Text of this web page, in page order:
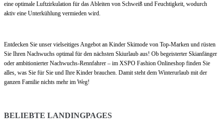
eine optimale Luftzirkulation für das Ableiten von Schweiß und Feuchtigkeit, wodurch
aktiv eine Unterkühlung vermieden wird.
Entdecken Sie unser vielseitiges Angebot an Kinder Skimode von Top-Marken und rüsten
Sie Ihren Nachwuchs optimal für den nächsten Skiurlaub aus! Ob begeisterter Skianfänger
oder ambitionierter Nachwuchs-Rennfahrer – im XSPO Fashion Onlineshop finden Sie
alles, was Sie für Sie und Ihre Kinder brauchen. Damit steht dem Winterurlaub mit der
ganzen Familie nichts mehr im Weg!
BELIEBTE LANDINGPAGES